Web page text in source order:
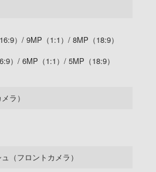
）/ 9MP（1:1）/ 8MP（18:9）
）/ 6MP（1:1）/ 5MP（18:9）
ラ）
（フロントカメラ）